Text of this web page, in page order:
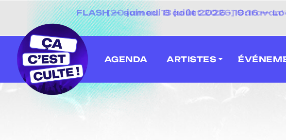
[20 juin au 13 juillet 2026]
AGENDA ARTISTES